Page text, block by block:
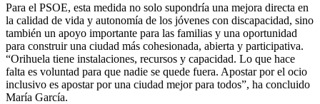
Para el PSOE, esta medida no solo supondría una mejora directa en
la calidad de vida y autonomía de los jóvenes con discapacidad, sino
también un apoyo importante para las familias y una oportunidad
para construir una ciudad más cohesionada, abierta y participativa.
“Orihuela tiene instalaciones, recursos y capacidad. Lo que hace
falta es voluntad para que nadie se quede fuera. Apostar por el ocio
inclusivo es apostar por una ciudad mejor para todos”, ha concluido
María García.